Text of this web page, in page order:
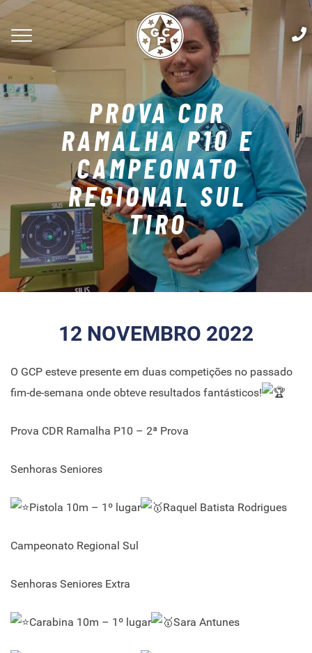
PROVA CDR
RAMALHA P10 E
CAMPEONATO
REGIONAL SUL
TIRO
12 NOVEMBRO 2022
O GCP esteve presente em duas competições no passado
fim-de-semana onde obteve resultados fantásticos!
Prova CDR Ramalha P10 – 2ª Prova
Senhoras Seniores
Pistola 10m – 1º lugar Raquel Batista Rodrigues
Campeonato Regional Sul
Senhoras Seniores Extra
Carabina 10m – 1º lugar Sara Antunes